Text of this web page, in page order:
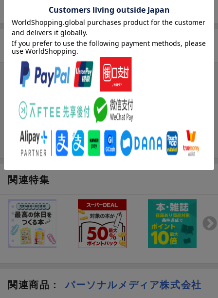
商品レビュー
ブックスのレビュー
まだレビューがありません。
関連特集
関連商品 ： パーソナルメディア株式会社